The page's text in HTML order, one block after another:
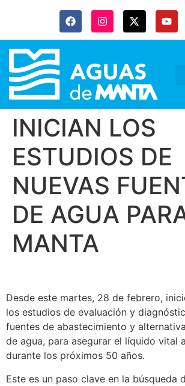
INICIAN LOS
ESTUDIOS DE
NUEVAS
DE AGUA
MANTA
Desde este martes, 28 de febrero,
los estudios de evaluación y
fuentes de abastecimiento y
de agua, para asegurar el líquido vital
durante los próximos 50 años.
Este es un paso clave en la búsqueda